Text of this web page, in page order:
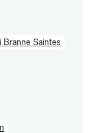
Branne Saintes